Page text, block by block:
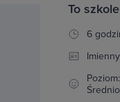
To
6
Poziom: